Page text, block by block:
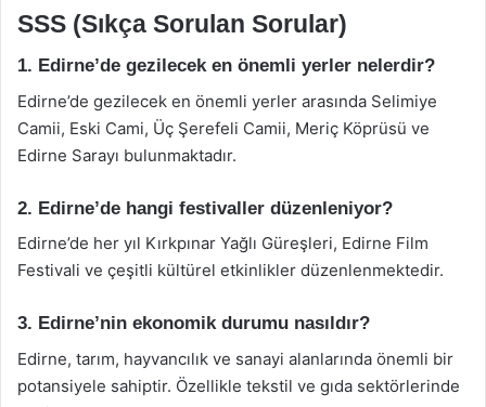
SSS (Sıkça Sorulan Sorular)
1. Edirne’de gezilecek en önemli yerler nelerdir?
Edirne’de gezilecek en önemli yerler arasında Selimiye
Camii, Eski Cami, Üç Şerefeli Camii, Meriç Köprüsü ve
Edirne Sarayı bulunmaktadır.
2. Edirne’de hangi festivaller düzenleniyor?
Edirne’de her yıl Kırkpınar Yağlı Güreşleri, Edirne Film
Festivali ve çeşitli kültürel etkinlikler düzenlenmektedir.
3. Edirne’nin ekonomik durumu nasıldır?
Edirne, tarım, hayvancılık ve sanayi alanlarında önemli bir
potansiyele sahiptir. Özellikle tekstil ve gıda sektörlerinde